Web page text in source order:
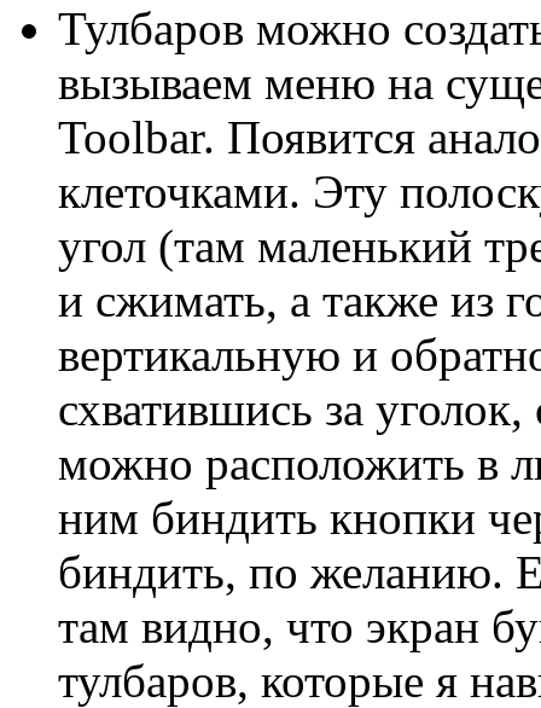
Тулбаров можно
вызываем меню на
Toolbar. Появится
клеточками. Эту
угол (там маленький
и сжимать, а также из
вертикальную и
схватившись за
можно расположить в
ним биндить кнопки
биндить, по желанию.
там видно, что экран
тулбаров, которые я